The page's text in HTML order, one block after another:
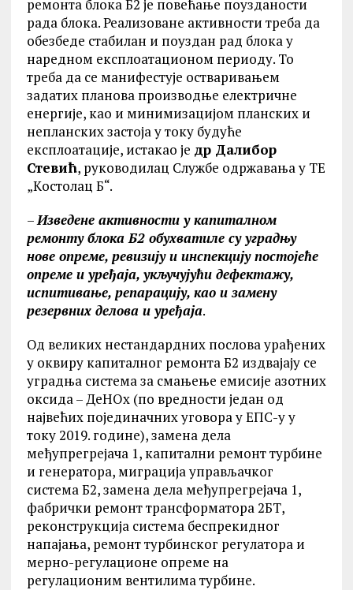
ремонта блока Б2 је повећање поузданости
рада блока. Реализоване активности треба да
обезбеде стабилан и поуздан рад блока у
наредном експлоатационом периоду. То
треба да се манифестује остваривањем
задатих планова производње електричне
енергије, као и минимизацијом планских и
непланских застоја у току будуће
експлоатације, истакао је др Далибор
Стевић, руководилац Службе одржавања у ТЕ
„Kостолац Б“.
–Изведене активности у капиталном
ремонту блока Б2 обухватиле су уградњу
нове опреме, ревизију и инспекцију постојеће
опреме и уређаја, укључујући дефектажу,
испитивање, репарацију, као и замену
резервних делова и уређаја.
Од великих нестандардних послова урађених
у оквиру капиталног ремонта Б2 издвајају се
уградња система за смањење емисије азотних
оксида – ДеНОx (по вредности један од
највећих појединачних уговора у ЕПС-у у
току 2019. године), замена дела
међупрегрејача 1, капитални ремонт турбине
и генератора, миграција управљачког
система Б2, замена дела међупрегрејача 1,
фабрички ремонт трансформатора 2БТ,
реконструкција система беспрекидног
напајања, ремонт турбинског регулатора и
мерно-регулационе опреме на
регулационим вентилима турбине.